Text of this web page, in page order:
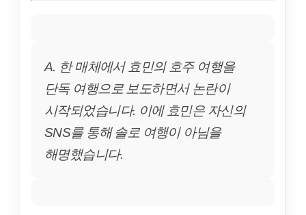
A. 한 매체에서 효민의 호주 여행을
단독 여행으로 보도하면서 논란이
시작되었습니다. 이에 효민은 자신의
SNS를 통해 솔로 여행이 아님을
해명했습니다.